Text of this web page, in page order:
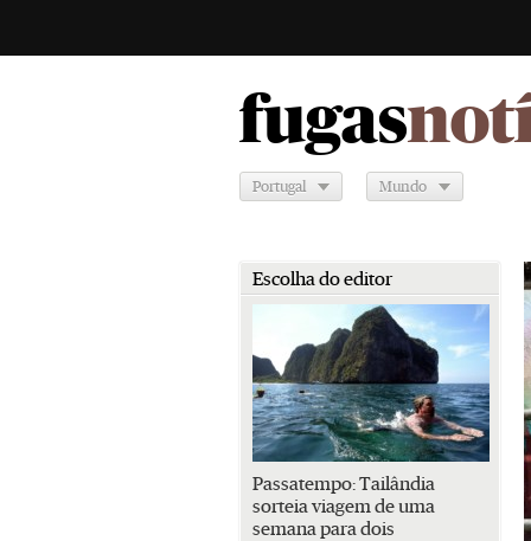
fugas
Portugal Mundo
Escolha do editor
Passatempo: Tailândia
sorteia viagem de uma
semana para dois